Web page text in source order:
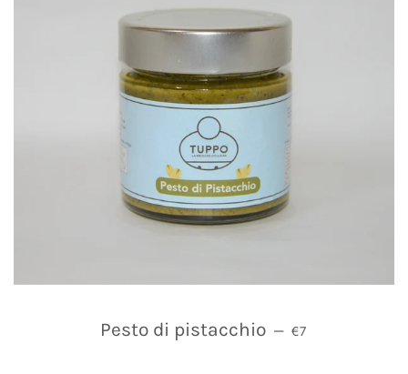
Pesto di pistacchio — PREZZO DI
€7